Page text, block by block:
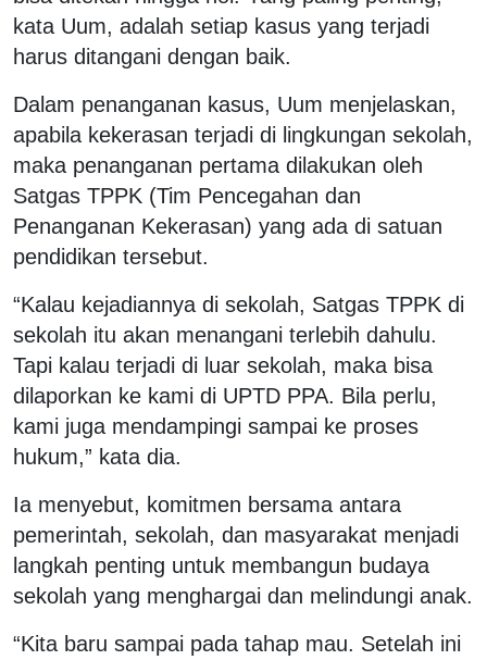
kata Uum, adalah setiap kasus yang terjadi
harus ditangani dengan baik.
Dalam penanganan kasus, Uum menjelaskan,
apabila kekerasan terjadi di lingkungan sekolah,
maka penanganan pertama dilakukan oleh
Satgas TPPK (Tim Pencegahan dan
Penanganan Kekerasan) yang ada di satuan
pendidikan tersebut.
“Kalau kejadiannya di sekolah, Satgas TPPK di
sekolah itu akan menangani terlebih dahulu.
Tapi kalau terjadi di luar sekolah, maka bisa
dilaporkan ke kami di UPTD PPA. Bila perlu,
kami juga mendampingi sampai ke proses
hukum,” kata dia.
Ia menyebut, komitmen bersama antara
pemerintah, sekolah, dan masyarakat menjadi
langkah penting untuk membangun budaya
sekolah yang menghargai dan melindungi anak.
“Kita baru sampai pada tahap mau. Setelah ini